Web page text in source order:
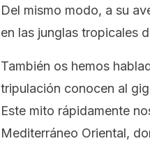
Del mismo modo, a su
en las junglas tropicales
También os hemos
tripulación conocen al
Este mito rápidamente
Mediterráneo Oriental,